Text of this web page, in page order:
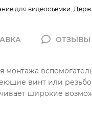
для видеосъемки
винт или
широкие